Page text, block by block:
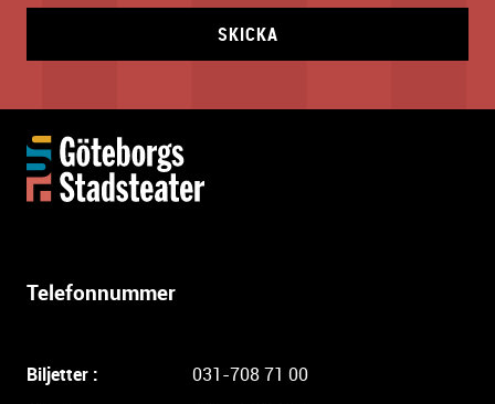
SKICKA
Telefonnummer
Biljetter :
031-708 71 00